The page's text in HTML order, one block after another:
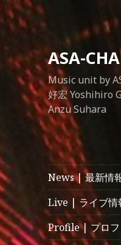
ASA-
Music unit by
好宏 Yoshihiro
Anzu Suhara
News | 最新情
Live | ライブ情
Profile | プロフ